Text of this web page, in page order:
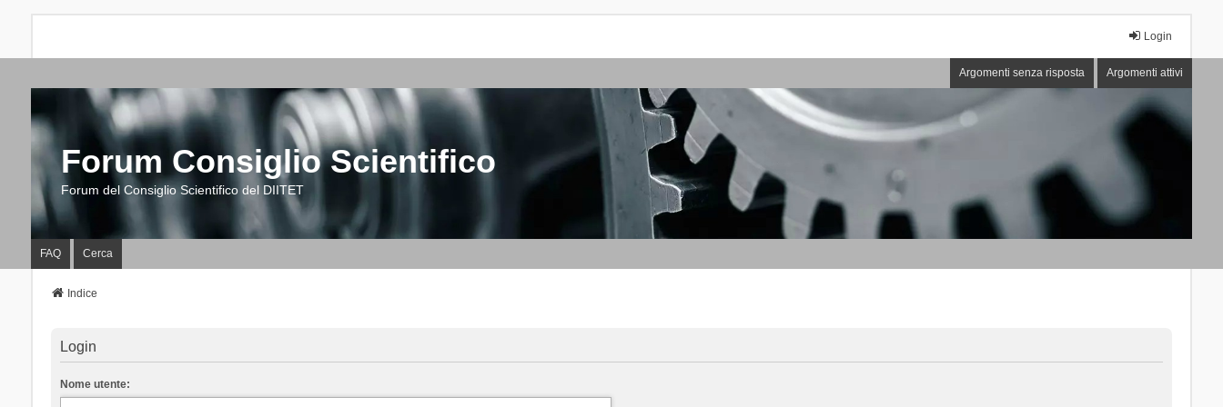
Login
Argomenti senza risposta Argomenti attivi
Forum Consiglio Scientifico
Forum del Consiglio Scientifico del DIITET
FAQ Cerca
Indice
Login
Nome utente: